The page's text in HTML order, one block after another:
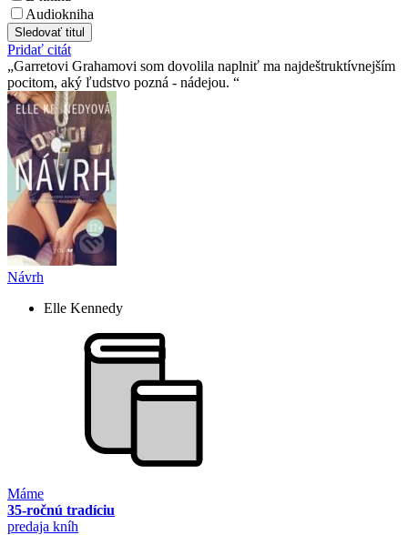
Audiokniha
Sledovať titul
Pridať citát
Garretovi Grahamovi som dovolila naplniť ma najdeštruktívnejším
pocitom, aký ľudstvo pozná - nádejou.
Návrh
Elle Kennedy
Máme
35-ročnú tradíciu
predaja kníh